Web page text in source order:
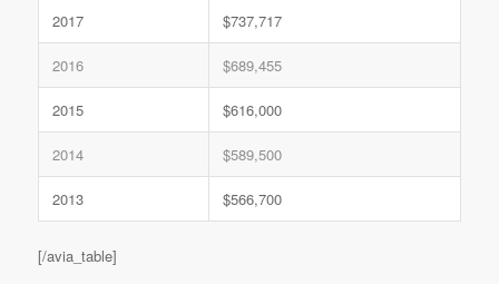
2017 $737,717
2016 $689,455
2015 $616,000
2014 $589,500
2013 $566,700
[/avia_table]